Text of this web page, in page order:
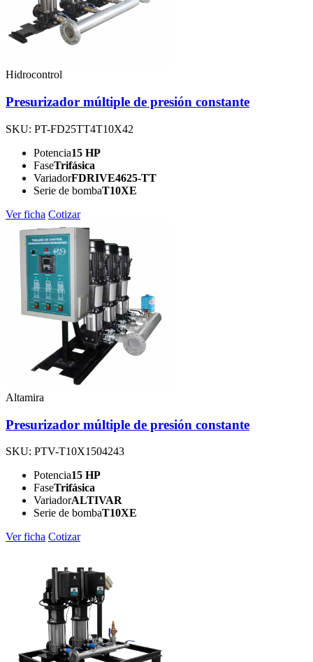
Hidrocontrol
Presurizador múltiple de presión constante
SKU: PT-FD25TT4T10X42
Potencia15 HP
FaseTrifásica
VariadorFDRIVE4625-TT
Serie de bombaT10XE
Ver ficha Cotizar
Altamira
Presurizador múltiple de presión constante
SKU: PTV-T10X1504243
Potencia15 HP
FaseTrifásica
VariadorALTIVAR
Serie de bombaT10XE
Ver ficha Cotizar